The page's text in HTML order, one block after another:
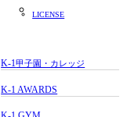
LICENSE
K-1甲子園・カレッジ
K-1 AWARDS